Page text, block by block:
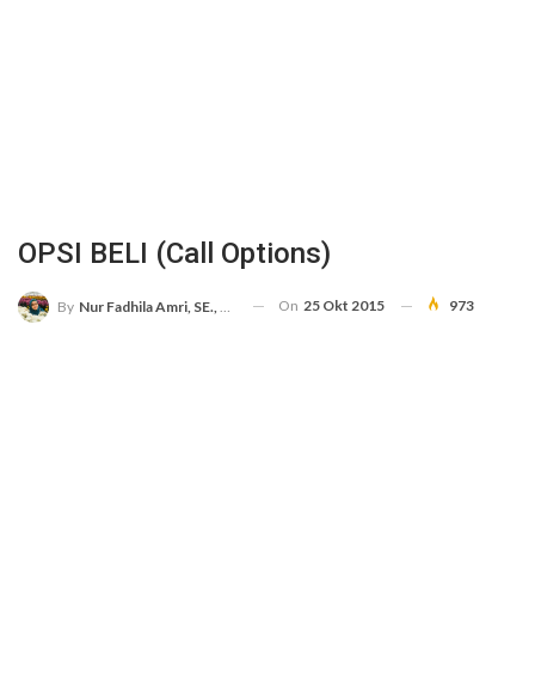
OPSI BELI (Call Options)
By Nur Fadhila Amri, SE., Ak., M.Si On 25 Okt 2015 973